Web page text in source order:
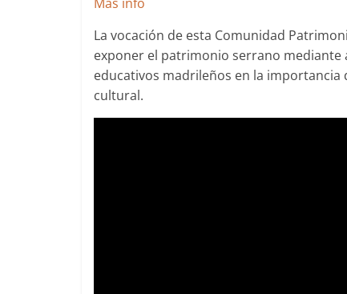
La vocación de esta Comunidad
exponer el patrimonio serrano mediante
educativos madrileños en la importancia
cultural.